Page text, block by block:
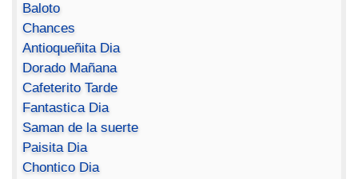
Baloto
Chances
Antioqueñita Dia
Dorado Mañana
Cafeterito Tarde
Fantastica Dia
Saman de la suerte
Paisita Dia
Chontico Dia